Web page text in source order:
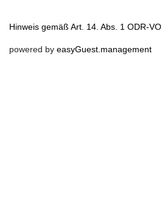
Hinweis gemäß Art. 14. Abs. 1 ODR-VO
powered by easyGuest.management